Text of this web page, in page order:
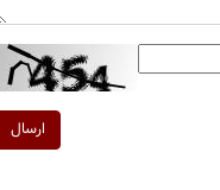
ارسال